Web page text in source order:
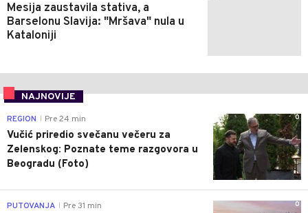
Mesija zaustavila stativa, a
Barselonu Slavija: "Mršava" nula u
Kataloniji
NAJNOVIJE
0
REGION Pre 24 min
Vučić priredio svečanu večeru za
Zelenskog: Poznate teme razgovora u
Beogradu (Foto)
0
PUTOVANJA Pre 31 min